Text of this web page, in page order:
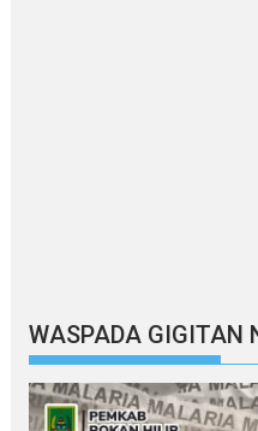
WASPADA GIGITAN